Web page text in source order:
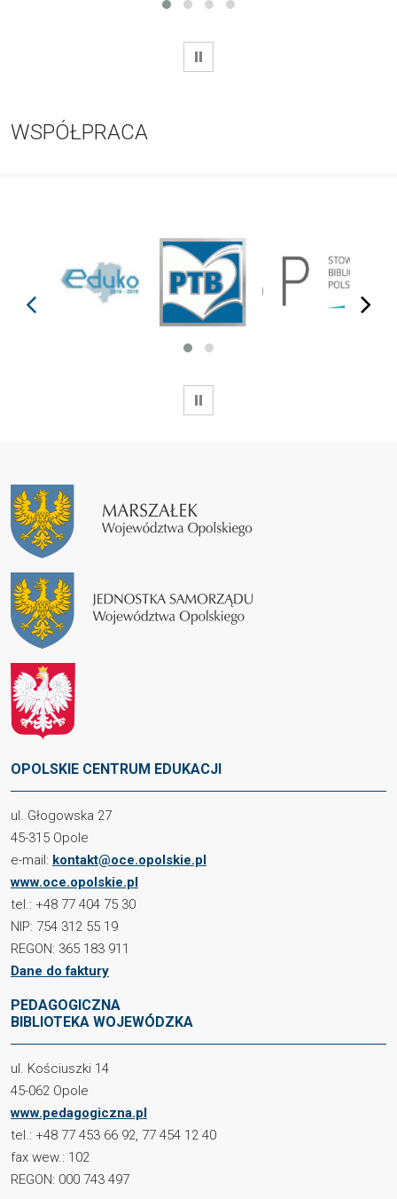
WSTRZYMAJ
WSPÓŁPRACA
prev next
WSTRZYMAJ
OPOLSKIE CENTRUM EDUKACJI
ul. Głogowska 27
45-315 Opole
e-mail: kontakt@oce.opolskie.pl
www.oce.opolskie.pl
tel.: +48 77 404 75 30
NIP: 754 312 55 19
REGON: 365 183 911
Dane do faktury
PEDAGOGICZNA
BIBLIOTEKA WOJEWÓDZKA
ul. Kościuszki 14
45-062 Opole
www.pedagogiczna.pl
tel.: +48 77 453 66 92, 77 454 12 40
fax wew.: 102
REGON: 000 743 497